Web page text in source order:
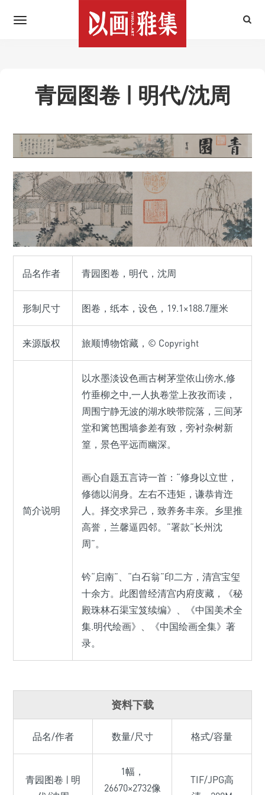
青园图卷 | 明代/沈周
品名作者 青园图卷，明代，沈周
形制尺寸 图卷，纸本，设色，19.1×188.7厘米
来源版权 旅顺博物馆藏，© Copyright
简介说明
以水墨淡设色画古树茅堂依山傍水,修
竹垂柳之中,一人执卷堂上孜孜而读，
周围宁静无波的湖水映带院落，三间茅
堂和篱笆围墙参差有致，旁衬杂树新
篁，景色平远而幽深。
画心自题五言诗一首：“修身以立世，
修德以润身。左右不违矩，谦恭肯迕
人。择交求异己，致养务丰亲。乡里推
高誉，兰馨逼四邻。”署款“长州沈
周”。
钤“启南”、“白石翁”印二方，清宫宝玺
十余方。此图曾经清宫内府庋藏，《秘
殿珠林石渠宝笈续编》、《中国美术全
集.明代绘画》、《中国绘画全集》著
录。
资料下载
品名/作者 数量/尺寸 格式/容量
青园图卷 | 明
1幅，
26670×2732像
TIF/JPG高